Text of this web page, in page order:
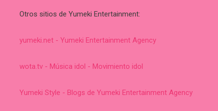
Otros sitios de Yumeki Entertainment:
yumeki.net - Yumeki Entertainment Agency
wota.tv - Música idol - Movimiento idol
Yumeki Style - Blogs de Yumeki Entertainment Agency